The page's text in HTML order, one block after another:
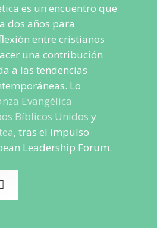
es un encuentro que
dos años para
entre cristianos
una contribución
a las tendencias
Lo
Evangélica
Bíblicos Unidos y
, tras el impulso
Leadership Forum.
Play Video